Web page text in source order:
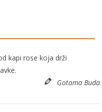
kapi rose koja drži
Gotama Buda